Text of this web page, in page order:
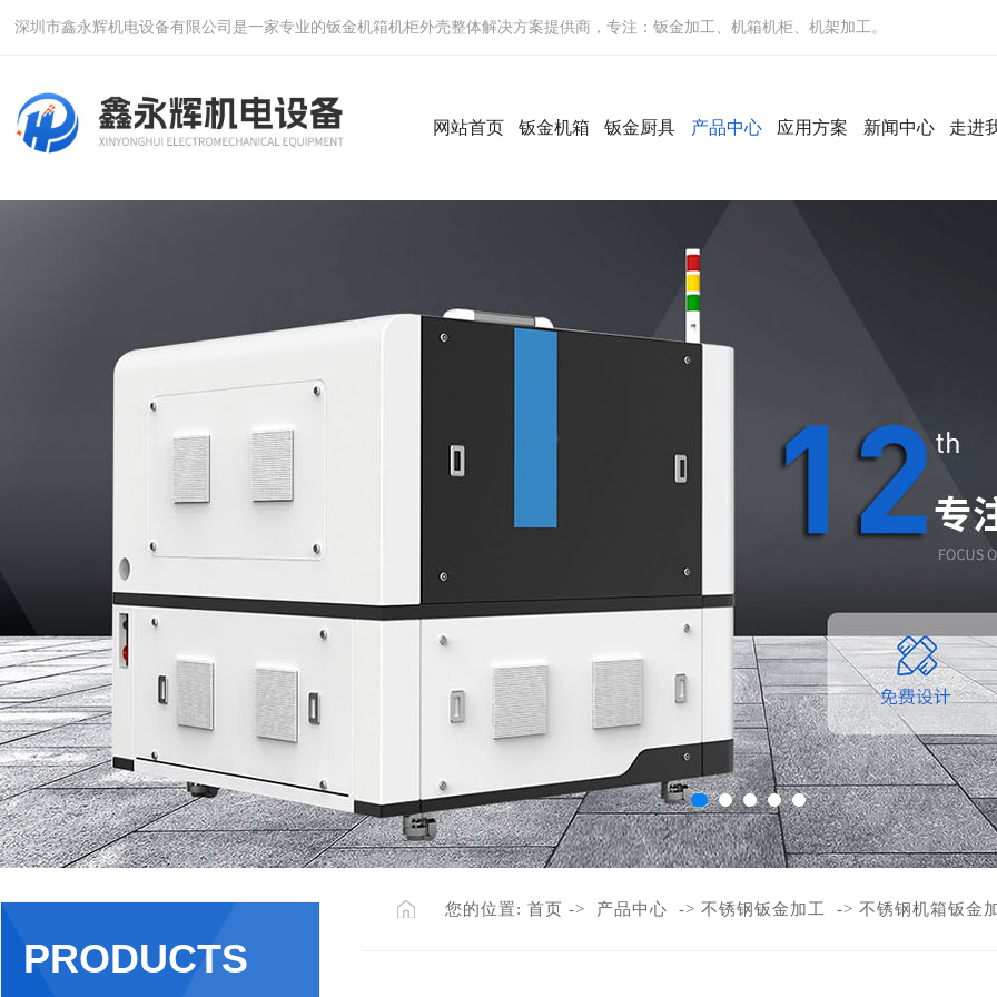
深圳市鑫永辉机电设备有限公司是一家专业的钣金机箱机柜外壳整体解决方案提供商，专注：钣金加工、机箱机柜、机架加工。
网站首页 钣金机箱 钣金厨具 产品中心 应用方案 新闻中心 走进
PRODUCTS
您的位置: 首页 -> 产品中心 -> 不锈钢钣金加工 -> 不锈钢机箱钣金